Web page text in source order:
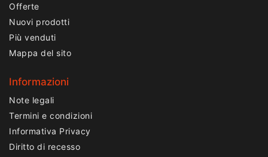
Offerte
Nuovi prodotti
Più venduti
Mappa del sito
Informazioni
Note legali
Termini e condizioni
Informativa Privacy
Diritto di recesso